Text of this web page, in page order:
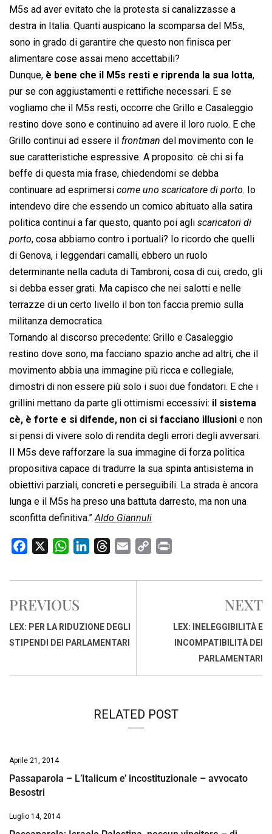
M5s ad aver evitato che la protesta si canalizzasse a
destra in Italia. Quanti auspicano la scomparsa del M5s,
sono in grado di garantire che questo non finisca per
alimentare cose assai meno accettabili?
Dunque, è bene che il M5s resti e riprenda la sua lotta,
pur se con aggiustamenti e rettifiche necessari. E se
vogliamo che il M5s resti, occorre che Grillo e Casaleggio
restino dove sono e continuino ad avere il loro ruolo. E che
Grillo continui ad essere il  frontman  del movimento con le
sue caratteristiche espressive. A proposito: cè chi si fa
beffe di questa mia frase, chiedendomi se debba
continuare ad esprimersi  come uno scaricatore di porto. Io
intendevo dire che essendo un comico abituato alla satira
politica continui a far questo, quanto poi agli  scaricatori di
porto, cosa abbiamo contro i portuali? Io ricordo che quelli
di Genova, i leggendari camalli, ebbero un ruolo
determinante nella caduta di Tambroni, cosa di cui, credo, gli
si debba esser grati. Ma capisco che nei salotti e nelle
terrazze di un certo livello il bon ton faccia premio sulla
militanza democratica.
Tornando al discorso precedente: Grillo e Casaleggio
restino dove sono, ma facciano spazio anche ad altri, che il
movimento abbia una immagine più ricca e collegiale,
dimostri di non essere più solo i suoi due fondatori. E che i
grillini mettano da parte gli ottimismi eccessivi: il sistema
cè, è forte e si difende, non ci si facciano illusioni e non
si pensi di vivere solo di rendita degli errori degli avversari.
Il M5s deve rafforzare la sua immagine di forza politica
propositiva capace di tradurre la sua spinta antisistema in
obiettivi parziali, concreti e perseguibili. La strada è ancora
lunga e il M5s ha preso una battuta darresto, ma non una
sconfitta definitiva.”Aldo Giannuli
c
b
o
o
W
a
s
A
p
n
d
I
r
d
s
a
p
i
PREVIOUS
LEX: PER LA RIDUZIONE DEGLI
STIPENDI DEI PARLAMENTARI
NEXT
LEX: INELEGGIBILITÀ E
INCOMPATIBILITÀ DEI
PARLAMENTARI
RELATED POST
Aprile 21, 2014
Passaparola – L’Italicum e’ incostituzionale – avvocato
Besostri
Luglio 14, 2014